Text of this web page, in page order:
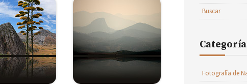
Buscar
Fotografía de